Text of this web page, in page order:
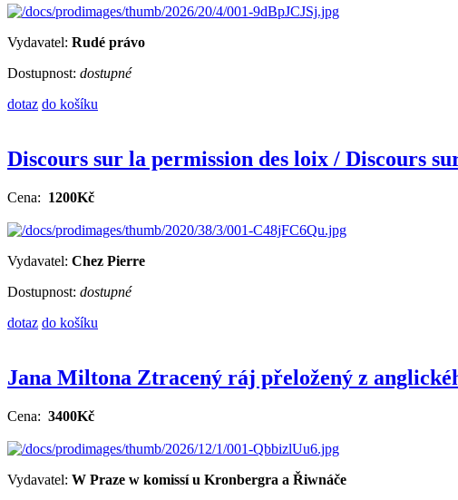
Vydavatel: Rudé právo
Dostupnost: dostupné
dotaz do košíku
Discours sur la permission des loix / Discours
Cena: 1200Kč
Vydavatel: Chez Pierre
Dostupnost: dostupné
dotaz do košíku
Jana Miltona Ztracený ráj přeložený z
Cena: 3400Kč
Vydavatel: W Praze w komissí u Kronbergra a Řiwnáče